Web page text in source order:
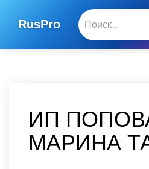
RusPro
ИП
МАРИНА